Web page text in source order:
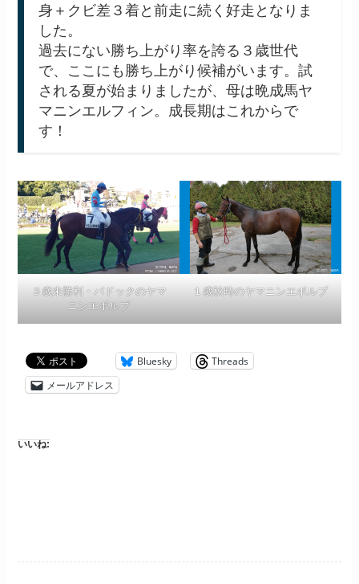
身＋クビ差３着と前走に続く好走となりま
した。
過去にない勝ち上がり率を誇る３歳世代
で、ここにも勝ち上がり候補がいます。試
される夏が始まりましたが、母は晩成馬ヤ
マニンエルフィン。成長期はこれからで
す！
３歳未勝利・パドックのヤマ
ニンエボルブ
１歳秋時のヤマニンエボルブ
Bluesky
Threads
メールアドレス
いいね: